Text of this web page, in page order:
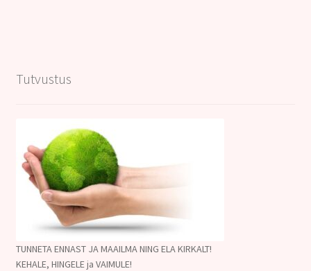
Tutvustus
TUNNETA ENNAST JA MAAILMA NING ELA KIRKALT!
KEHALE, HINGELE ja VAIMULE!